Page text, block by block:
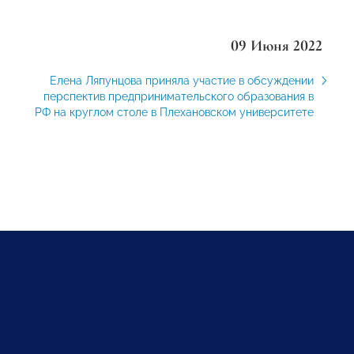
09 Июня 2022
Елена Ляпунцова приняла участие в обсуждении
перспектив предпринимательского образования в
РФ на круглом столе в Плехановском университете